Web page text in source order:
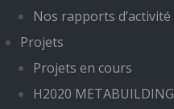
Nos rapports d’activité
Projets
Projets en cours
H2020 METABUILDING